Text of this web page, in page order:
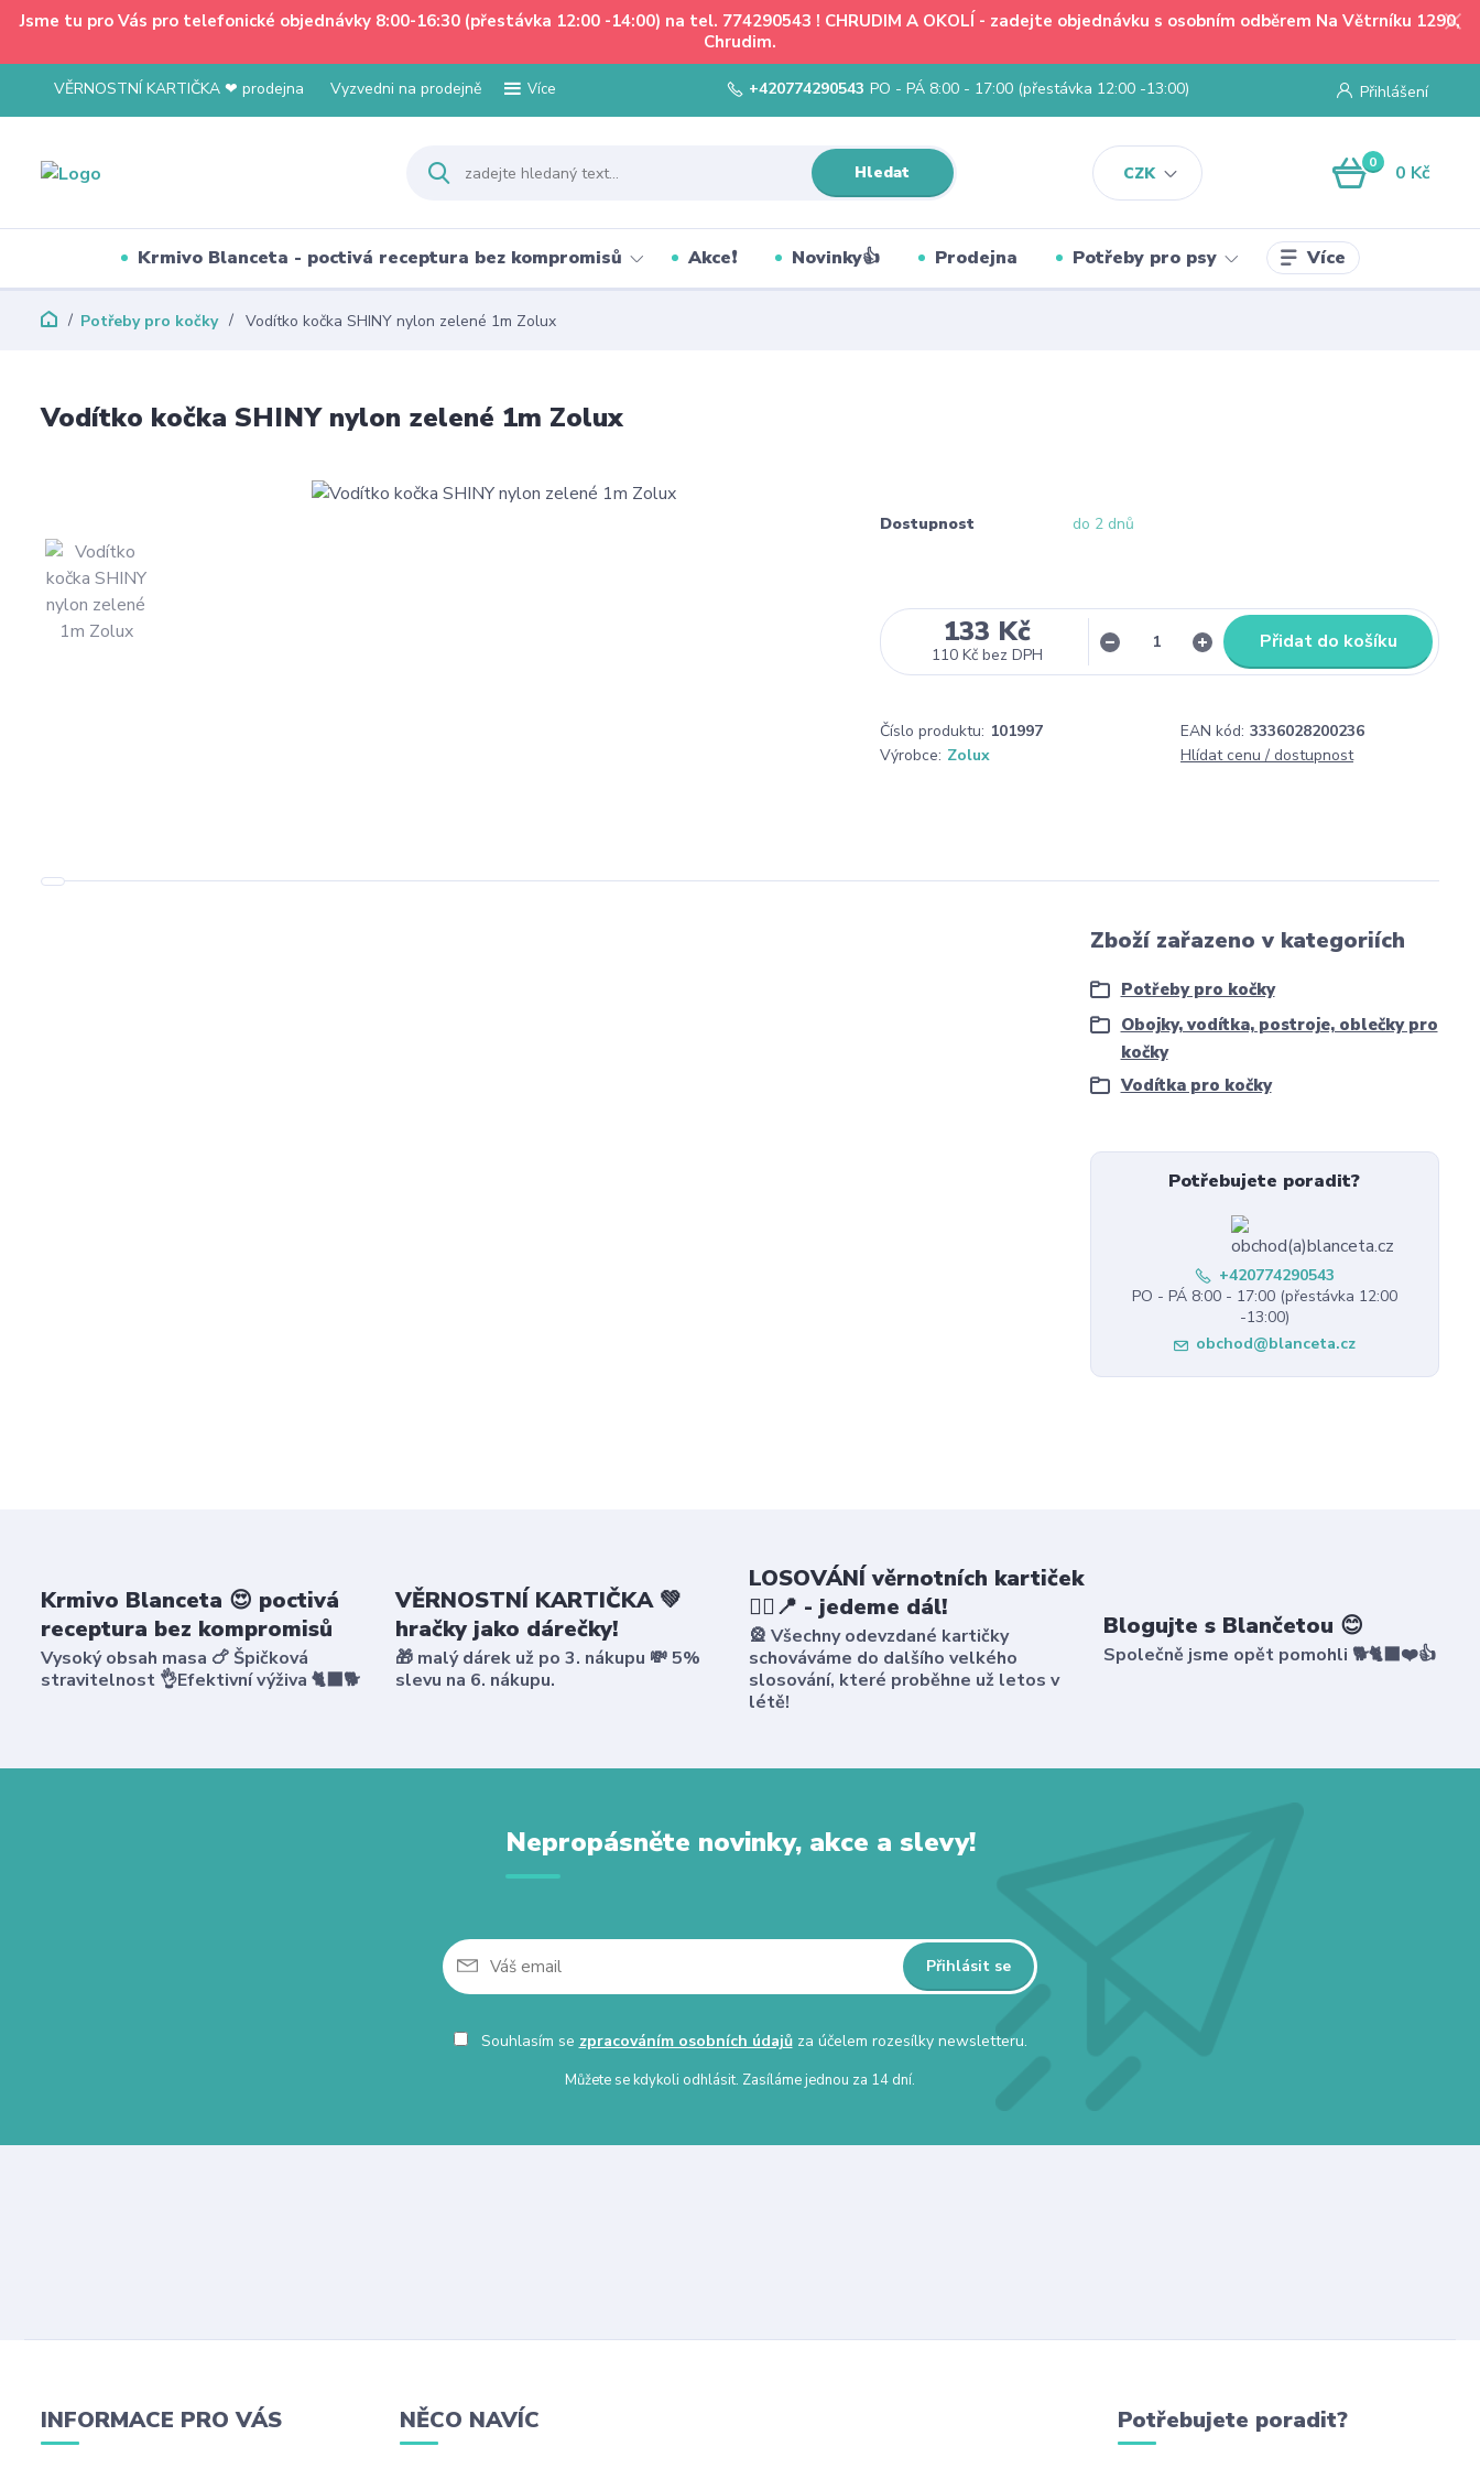
Jsme tu pro Vás pro telefonické objednávky 8:00-16:30 (přestávka 12:00 -14:00) na tel. 774290543 ! CHRUDIM A OKOLÍ - zadejte objednávku s osobním odběrem Na Větrníku 1290,
Chrudim.
VĚRNOSTNÍ KARTIČKA ❤ prodejna Vyzvedni na prodejně Více
CZK
Přihlášení
Hledat
+420774290543 PO - PÁ 8:00 - 17:00 (přestávka 12:00 -13:00)
0 0 Kč
Krmivo Blanceta - poctivá receptura bez kompromisů Akce❗ Novinky👍 Prodejna Potřeby pro psy Více
Potřeby pro kočky Vodítko kočka SHINY nylon zelené 1m Zolux
Vodítko kočka SHINY nylon zelené 1m Zolux
Dostupnost do 2 dnů
133 Kč
110 Kč bez DPH
Přidat do košíku
Číslo produktu: 101997 EAN kód: 3336028200236
Výrobce: Zolux Hlídat cenu / dostupnost
Zboží zařazeno v kategoriích
Potřeby pro kočky
Obojky, vodítka, postroje, oblečky pro
kočky
Vodítka pro kočky
Potřebujete poradit?
+420774290543
PO - PÁ 8:00 - 17:00 (přestávka 12:00
-13:00)
obchod@blanceta.cz
Krmivo Blanceta 😍 poctivá
receptura bez kompromisů
Vysoký obsah masa 🍗 Špičková
stravitelnost 👌Efektivní výživa 🐈‍⬛🐕
VĚRNOSTNÍ KARTIČKA 💚
hračky jako dárečky!
🎁 malý dárek už po 3. nákupu 💸 5%
slevu na 6. nákupu.
LOSOVÁNÍ věrnotních kartiček
🤸‍♀️📍 - jedeme dál!
🎡 Všechny odevzdané kartičky
schováváme do dalšího velkého
slosování, které proběhne už letos v
létě!
Blogujte s Blančetou 😊
Společně jsme opět pomohli 🐕🐈‍⬛❤️👍
Nepropásněte novinky, akce a slevy!
Přihlásit se
Souhlasím se zpracováním osobních údajůza účelem rozesílky newsletteru.
Můžete se kdykoli odhlásit. Zasíláme jednou za 14 dní.
INFORMACE PRO VÁS NĚCO NAVÍC Potřebujete poradit?